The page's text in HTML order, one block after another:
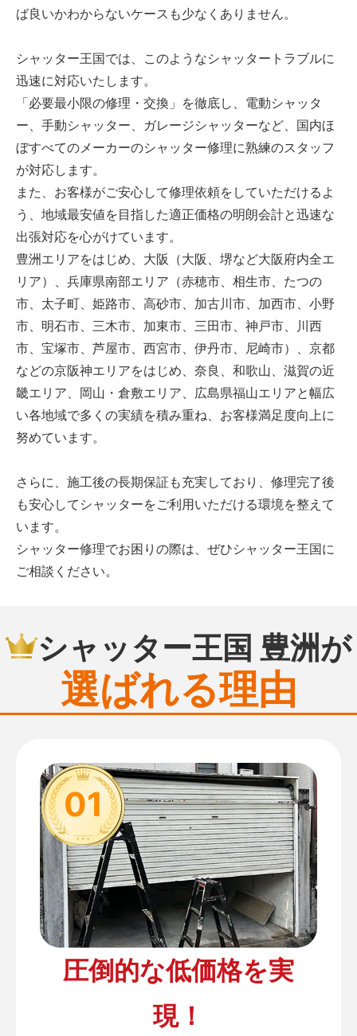
ば良いかわからないケースも少なくありません。
シャッター王国では、このようなシャッタートラブルに
迅速に対応いたします。
「必要最小限の修理・交換」を徹底し、電動シャッタ
ー、手動シャッター、ガレージシャッターなど、国内ほ
ぼすべてのメーカーのシャッター修理に熟練のスタッフ
が対応します。
また、お客様がご安心して修理依頼をしていただけるよ
う、地域最安値を目指した適正価格の明朗会計と迅速な
出張対応を心がけています。
豊洲エリアをはじめ、大阪（大阪、堺など大阪府内全エ
リア）、兵庫県南部エリア（赤穂市、相生市、たつの
市、太子町、姫路市、高砂市、加古川市、加西市、小野
市、明石市、三木市、加東市、三田市、神戸市、川西
市、宝塚市、芦屋市、西宮市、伊丹市、尼崎市）、京都
などの京阪神エリアをはじめ、奈良、和歌山、滋賀の近
畿エリア、岡山・倉敷エリア、広島県福山エリアと幅広
い各地域で多くの実績を積み重ね、お客様満足度向上に
努めています。
さらに、施工後の長期保証も充実しており、修理完了後
も安心してシャッターをご利用いただける環境を整えて
います。
シャッター修理でお困りの際は、ぜひシャッター王国に
ご相談ください。
シャッター王国 豊洲が
選ばれる理由
01
圧倒的な低価格を実
現！